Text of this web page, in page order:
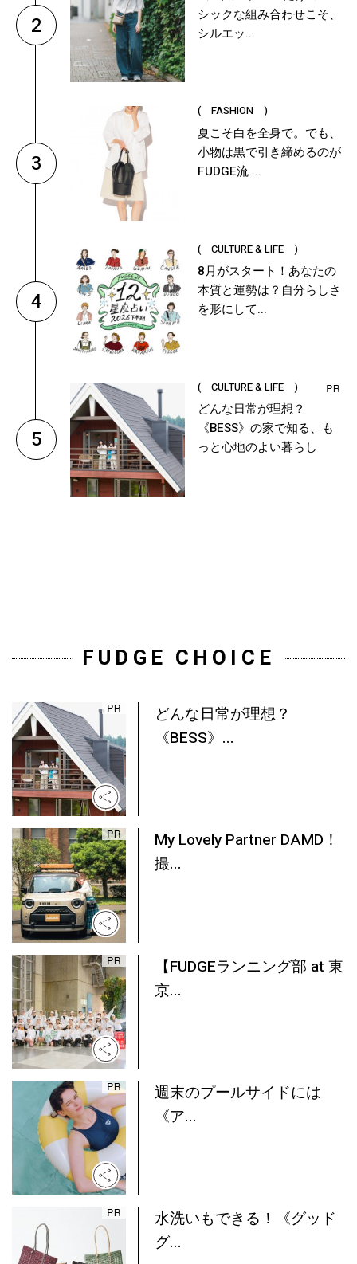
2
シックな組み合わせこそ、
シルエッ...
3
( FASHION )
夏こそ白を全身で。でも、
小物は黒で引き締めるのが
FUDGE流 ...
4
( CULTURE & LIFE )
8月がスタート！あなたの
本質と運勢は？自分らしさ
を形にして...
5
( CULTURE & LIFE )
どんな日常が理想？
《BESS》の家で知る、も
っと心地のよい暮らし
FUDGE CHOICE
どんな日常が理想？
《BESS》...
My Lovely Partner DAMD！
撮...
【FUDGEランニング部 at 東
京...
週末のプールサイドには
《ア...
水洗いもできる！《グッド
グ...